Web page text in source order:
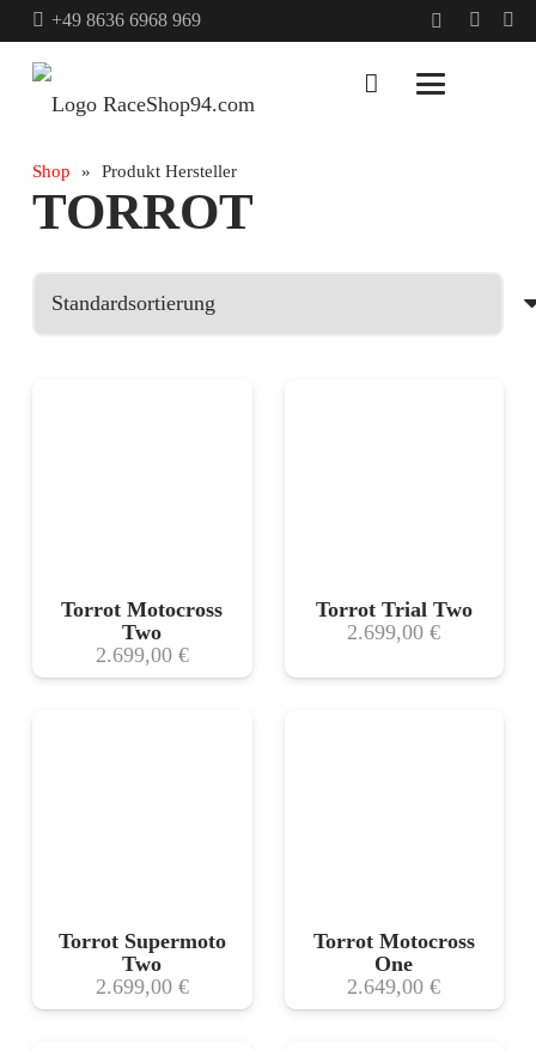
+49 8636 6968 969
Shop » Produkt Hersteller
TORROT
Torrot Motocross
Two
2.699,00 €
Torrot Trial Two
2.699,00€
Torrot Supermoto
Two
2.699,00 €
Torrot Motocross
One
2.649,00€